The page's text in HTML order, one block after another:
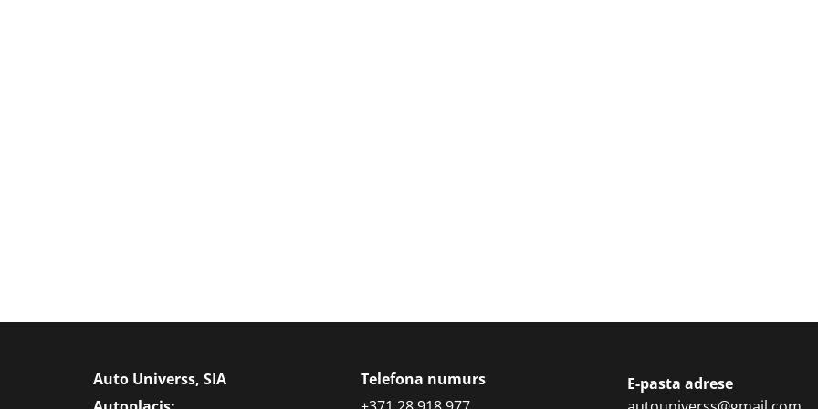
Auto Universs, SIA
Telefona numurs
E-pasta adrese